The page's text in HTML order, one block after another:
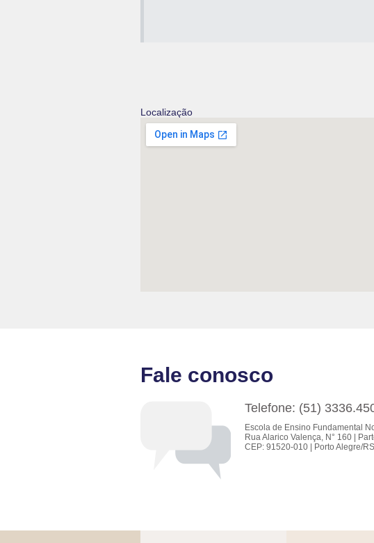
Localização
Fale conosco
Telefone: (51)
Escola de Ensino Fundamental
Rua Alarico Valença, N° 160 |
CEP: 91520-010 | Porto Alegre/RS